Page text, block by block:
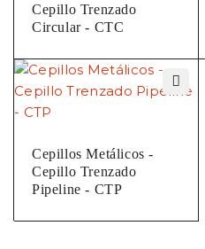
Cepillo Trenzado
Circular - CTC
Cepillos Metálicos -
Cepillo Trenzado
Pipeline - CTP